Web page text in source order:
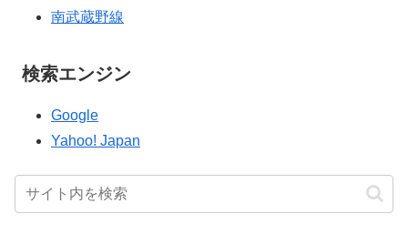
南武蔵野線
検索エンジン
Google
Yahoo! Japan